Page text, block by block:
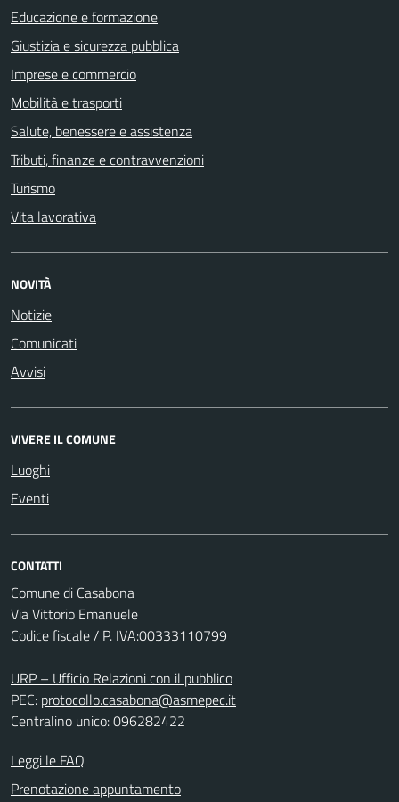
Educazione e formazione
Giustizia e sicurezza pubblica
Imprese e commercio
Mobilità e trasporti
Salute, benessere e assistenza
Tributi, finanze e contravvenzioni
Turismo
Vita lavorativa
NOVITÀ
Notizie
Comunicati
Avvisi
VIVERE IL COMUNE
Luoghi
Eventi
CONTATTI
Comune di Casabona
Via Vittorio Emanuele
Codice fiscale / P. IVA:00333110799
URP – Ufficio Relazioni con il pubblico
PEC: protocollo.casabona@asmepec.it
Centralino unico: 096282422
Leggi le FAQ
Prenotazione appuntamento